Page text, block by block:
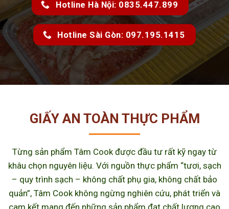
Hotline Hà Nội: 0835.447.899
Hotline Sài Gòn: 097.195.1415
GIẤY AN TOÀN THỰC PHẨM
Từng sản phẩm Tâm Cook được đầu tư rất kỹ ngay từ
khâu chọn nguyên liệu. Với nguồn thực phẩm “tươi, sạch
– quy trình sạch – không chất phụ gia, không chất bảo
quản”, Tâm Cook không ngừng nghiên cứu, phát triển và